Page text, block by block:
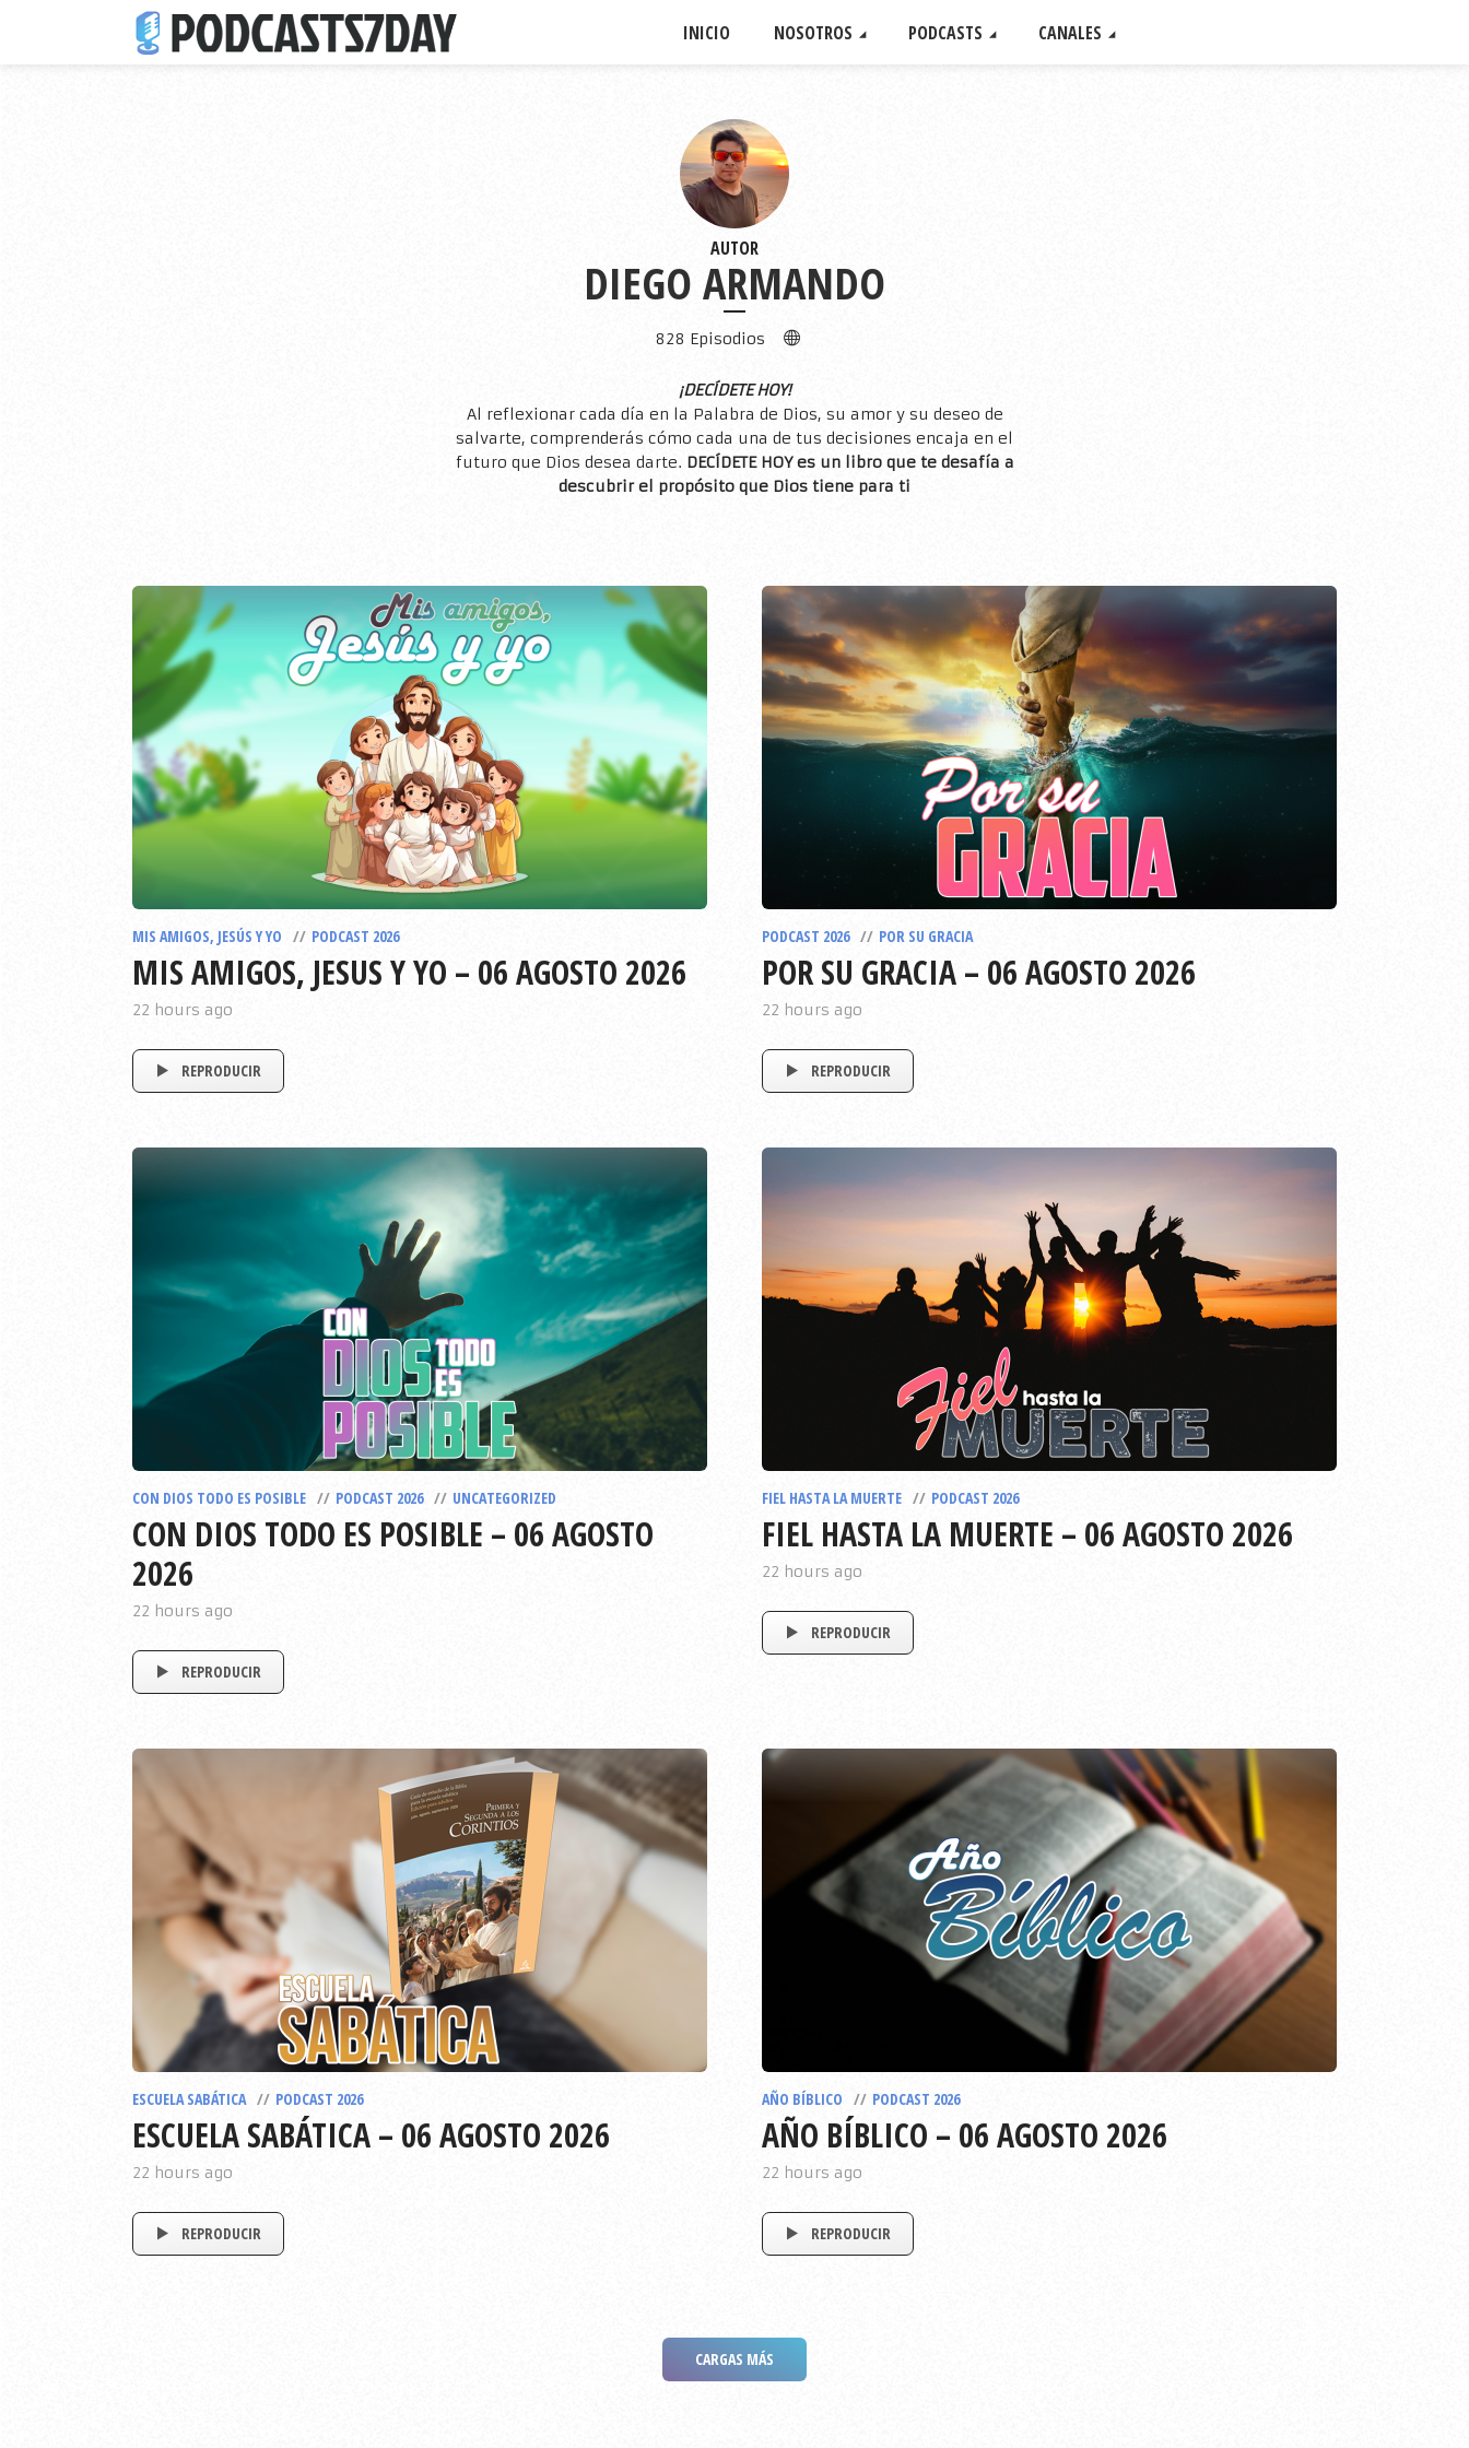
INICIO NOSOTROS PODCASTS CANALES
AUTOR
DIEGO ARMANDO
828 Episodios
¡DECÍDETE HOY!
Al reflexionar cada día en la Palabra de Dios, su amor y su deseo de
salvarte, comprenderás cómo cada una de tus decisiones encaja en el
futuro que Dios desea darte. DECÍDETE HOY es un libro que te desafía a
descubrir el propósito que Dios tiene para ti
EPISODIO 791
MIS AMIGOS, JESÚS Y YO PODCAST 2026
MIS AMIGOS, JESUS Y YO – 06 AGOSTO 2026
22 hours ago
REPRODUCIR
EPISODIO
PODCAST 2026 POR SU GRACIA
POR SU GRACIA – 06 AGOSTO 2026
22 hours ago
REPRODUCIR
CON DIOS TODO ES POSIBLE PODCAST 2026 UNCATEGORIZED
CON DIOS TODO ES POSIBLE – 06 AGOSTO
2026
22 hours ago
REPRODUCIR
EPISODIO788
FIEL HASTA LA MUERTE PODCAST 2026
FIEL HASTA LA MUERTE – 06 AGOSTO 2026
22 hours ago
REPRODUCIR
EPISODIO787
ESCUELA SABÁTICA PODCAST 2026
ESCUELA SABÁTICA – 06 AGOSTO 2026
22 hours ago
REPRODUCIR
EPISODIO
AÑO BÍBLICO PODCAST 2026
AÑO BÍBLICO – 06 AGOSTO 2026
22 hours ago
REPRODUCIR
CARGAS MÁS